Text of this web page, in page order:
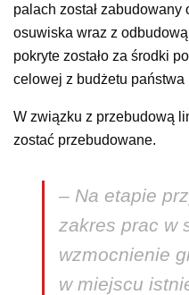
palach został
osuwiska wraz z
pokryte zostało za środki
celowej z budżetu
W związku z przebudową
zostać przebudowane.
– Na etapie
zakres prac w
wzmocnienie
w miejscu